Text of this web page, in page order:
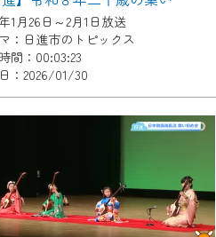
1月26日～2月1日放送
：日進市のトピックス
間：00:03:23
：2026/01/30
アドレスで設定できます。
ールアドレスでも作成可能
の新規登録は
引き続きご視聴いただけ
ともないメンテナンス作業